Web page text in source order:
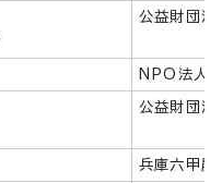
公益財団法
NPO法人
公益財団法
兵庫六甲農